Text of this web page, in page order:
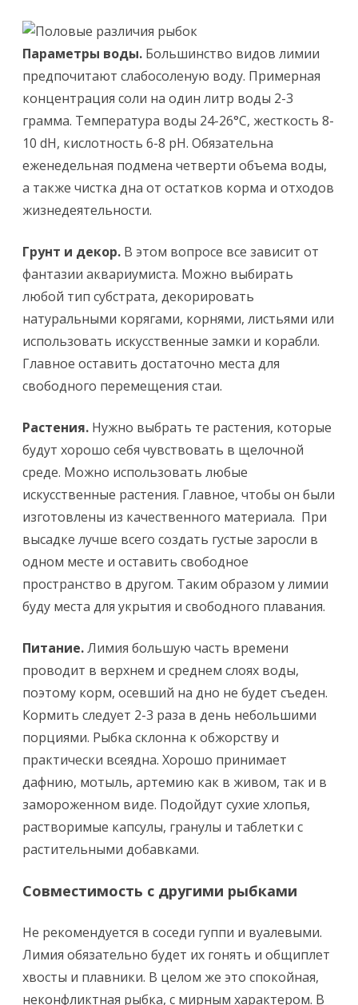
Параметры воды. Большинство видов лимии
предпочитают слабосоленую воду. Примерная
концентрация соли на один литр воды 2-3
грамма. Температура воды 24-26°C, жесткость 8-
10 dH, кислотность 6-8 pH. Обязательна
еженедельная подмена четверти объема воды,
а также чистка дна от остатков корма и отходов
жизнедеятельности.
Грунт и декор. В этом вопросе все зависит от
фантазии аквариумиста. Можно выбирать
любой тип субстрата, декорировать
натуральными корягами, корнями, листьями или
использовать искусственные замки и корабли.
Главное оставить достаточно места для
свободного перемещения стаи.
Растения. Нужно выбрать те растения, которые
будут хорошо себя чувствовать в щелочной
среде. Можно использовать любые
искусственные растения. Главное, чтобы он были
изготовлены из качественного материала. При
высадке лучше всего создать густые заросли в
одном месте и оставить свободное
пространство в другом. Таким образом у лимии
буду места для укрытия и свободного плавания.
Питание.Лимия большую часть времени
проводит в верхнем и среднем слоях воды,
поэтому корм, осевший на дно не будет съеден.
Кормить следует 2-3 раза в день небольшими
порциями. Рыбка склонна к обжорству и
практически всеядна. Хорошо принимает
дафнию, мотыль, артемию как в живом, так и в
замороженном виде. Подойдут сухие хлопья,
растворимые капсулы, гранулы и таблетки с
растительными добавками.
Совместимость с другими рыбками
Не рекомендуется в соседи гуппи и вуалевыми.
Лимия обязательно будет их гонять и общиплет
хвосты и плавники. В целом же это спокойная,
неконфликтная рыбка, с мирным характером. В